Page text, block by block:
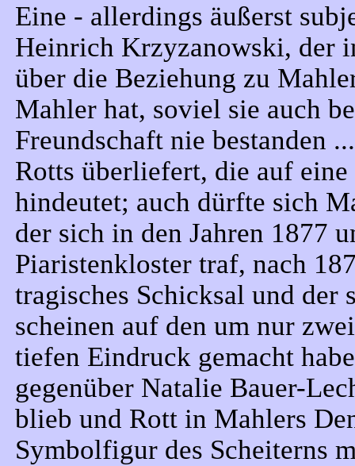
Eine - allerdings äußerst
Heinrich Krzyzanowski, der
über die Beziehung zu
Mahler hat, soviel sie auch
Freundschaft nie bestanden
Rotts überliefert, die auf
hindeutet; auch dürfte sich
der sich in den Jahren 1877
Piaristenkloster traf, nach
tragisches Schicksal und
scheinen auf den um nur
tiefen Eindruck gemacht
gegenüber Natalie Bauer-
blieb und Rott in Mahlers
Symbolfigur des Scheiterns